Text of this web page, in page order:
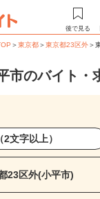
後で見る
＞東京都＞東京都23区外＞
市のバイト・
23区外(小平市)